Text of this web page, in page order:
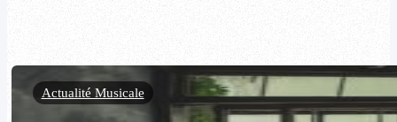
Actualité Musicale